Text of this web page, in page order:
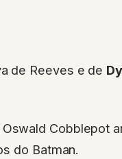
de Reeves e de
Cobblepot
do Batman.